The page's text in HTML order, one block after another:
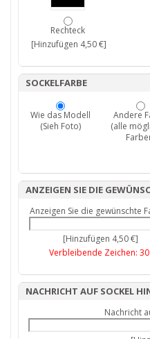
Rechteck
[Hinzufügen 4,50 €]
SOCKELFARBE
Wie das Modell
(Sieh Foto)
Andere
(alle
ANZEIGEN SIE DIE
Anzeigen Sie die gewünschte
[Hinzufügen 4,50 €]
Verbleibende Zeichen: 30
NACHRICHT AUF SOCKEL
Nachricht